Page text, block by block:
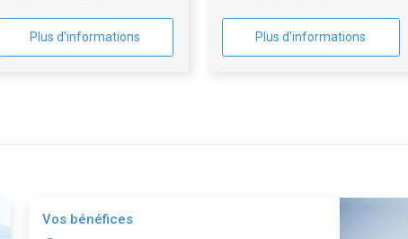
Plus d'informations Plus d'informations
Vos bénéfices